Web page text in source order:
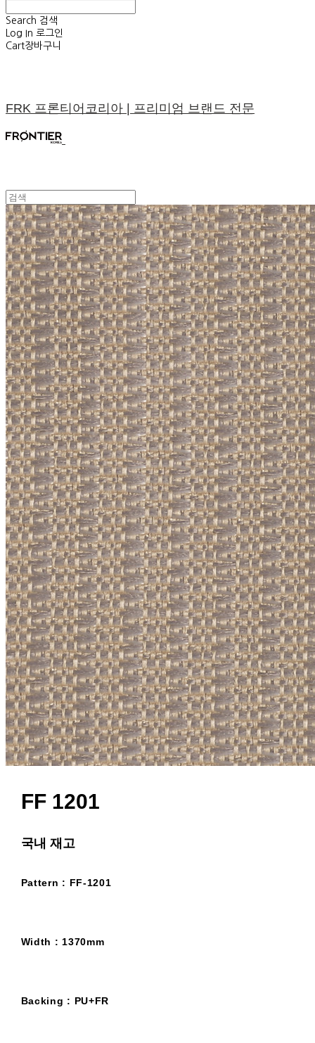
Search 검색
Log In 로그인
Cart장바구니
FRK 프론티어코리아 | 프리미엄 브랜드 전문
FF 1201
국내 재고
Pattern : FF-1201
Width : 1370mm
Backing : PU+FR